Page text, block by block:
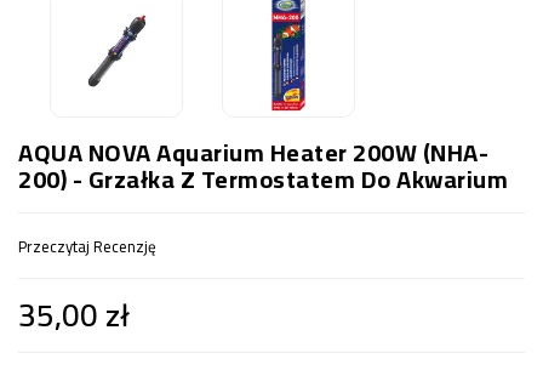
AQUA NOVA Aquarium Heater 200W (NHA-
200) - Grzałka Z Termostatem Do Akwarium
Przeczytaj Recenzję
35,00 zł